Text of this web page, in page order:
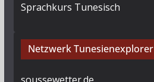
Sprachkurs Tunesisch
Netzwerk Tunesienexplorer